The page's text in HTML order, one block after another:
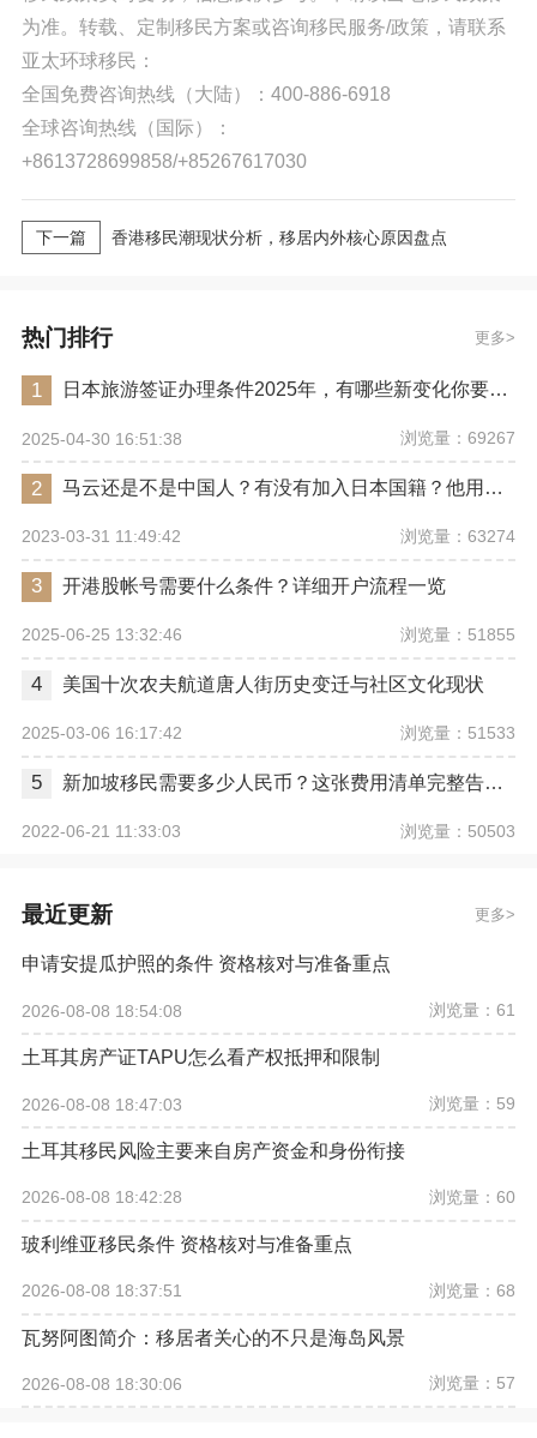
为准。转载、定制移民方案或咨询移民服务/政策，请联系
亚太环球移民：
全国免费咨询热线（大陆）：400-886-6918
全球咨询热线（国际）：
+8613728699858/+85267617030
下一篇 香港移民潮现状分析，移居内外核心原因盘点
热门排行 更多
1 日本旅游签证办理条件2025年，有哪些新变化你要注意？
2025-04-30 16:51:38 浏览量：69267
2 马云还是不是中国人？有没有加入日本国籍？他用了哪些身份畅行世界？
2023-03-31 11:49:42 浏览量：63274
3 开港股帐号需要什么条件？详细开户流程一览
2025-06-25 13:32:46 浏览量：51855
4 美国十次农夫航道唐人街历史变迁与社区文化现状
2025-03-06 16:17:42 浏览量：51533
5 新加坡移民需要多少人民币？这张费用清单完整告诉你
2022-06-21 11:33:03 浏览量：50503
最近更新 更多
申请安提瓜护照的条件 资格核对与准备重点
2026-08-08 18:54:08 浏览量：61
土耳其房产证TAPU怎么看产权抵押和限制
2026-08-08 18:47:03 浏览量：59
土耳其移民风险主要来自房产资金和身份衔接
2026-08-08 18:42:28 浏览量：60
玻利维亚移民条件 资格核对与准备重点
2026-08-08 18:37:51 浏览量：68
瓦努阿图简介：移居者关心的不只是海岛风景
2026-08-08 18:30:06 浏览量：57